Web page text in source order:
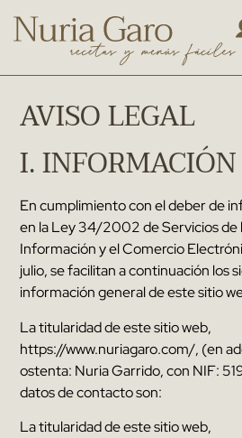
AVISO LEGAL
I.
En cumplimiento con el deber de
en la Ley34/2002de Servicios de
Información y el Comercio
julio,se facilitan a continuación los
información general de este sitio
La titularidad de este sitio web,
https://www.nuriagaro.com/, (en
ostenta: Nuria Garrido,con NIF:
datos de contacto son:
La titularidad de este sitio web,